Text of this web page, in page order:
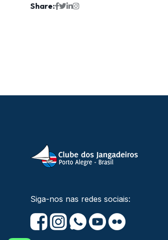
Share:
Siga-nos nas redes sociais: